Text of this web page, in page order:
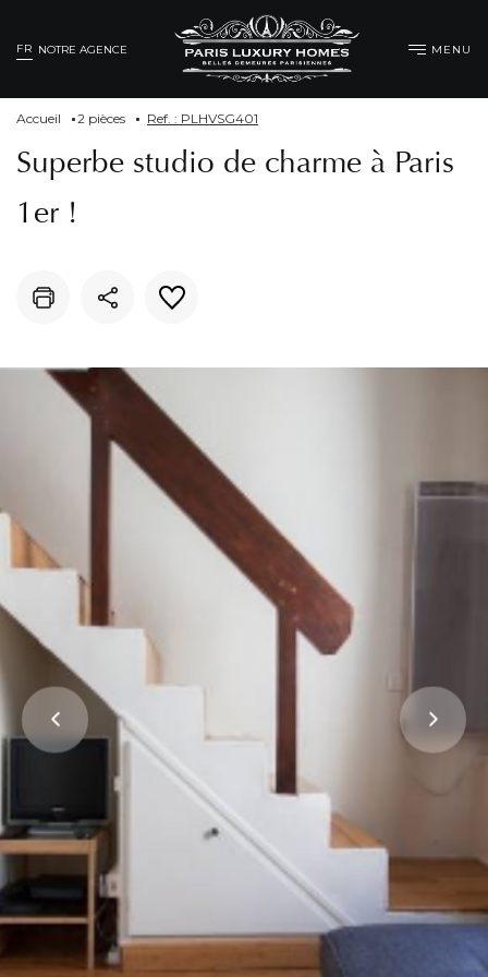
FR NOTRE AGENCE MENU
Accueil 2 pièces Ref. : PLHVSG401
Superbe studio de charme à Paris
1er !